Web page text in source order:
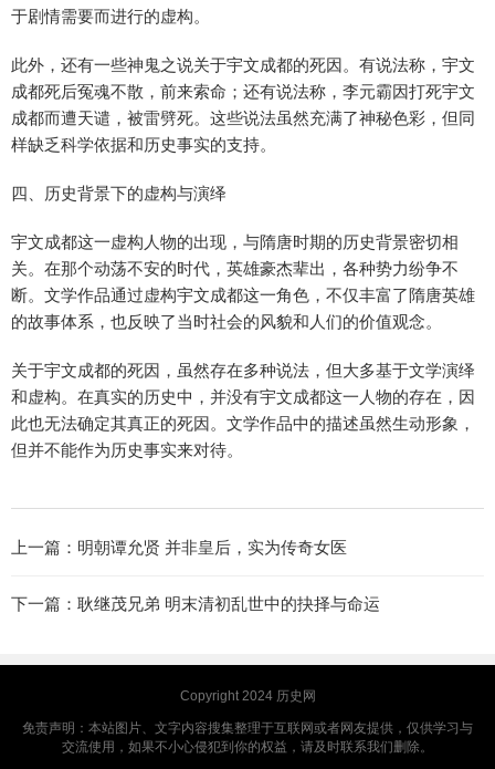
于剧情需要而进行的虚构。
此外，还有一些神鬼之说关于宇文成都的死因。有说法称，宇文
成都死后冤魂不散，前来索命；还有说法称，李元霸因打死宇文
成都而遭天谴，被雷劈死。这些说法虽然充满了神秘色彩，但同
样缺乏科学依据和历史事实的支持。
四、历史背景下的虚构与演绎
宇文成都这一虚构人物的出现，与隋唐时期的历史背景密切相
关。在那个动荡不安的时代，英雄豪杰辈出，各种势力纷争不
断。文学作品通过虚构宇文成都这一角色，不仅丰富了隋唐英雄
的故事体系，也反映了当时社会的风貌和人们的价值观念。
关于宇文成都的死因，虽然存在多种说法，但大多基于文学演绎
和虚构。在真实的历史中，并没有宇文成都这一人物的存在，因
此也无法确定其真正的死因。文学作品中的描述虽然生动形象，
但并不能作为历史事实来对待。
上一篇： 明朝谭允贤 并非皇后，实为传奇女医
下一篇： 耿继茂兄弟 明末清初乱世中的抉择与命运
Copyright 2024 历史网
免责声明：本站图片、文字内容搜集整理于互联网或者网友提供，仅供学习与
交流使用，如果不小心侵犯到你的权益，请及时联系我们删除。